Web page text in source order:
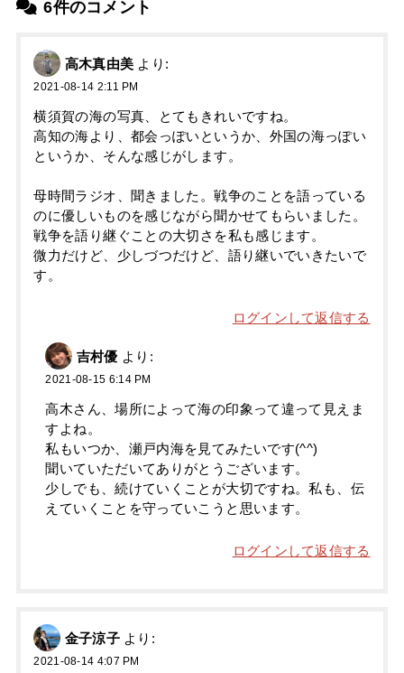
6件のコメント
高木真由美 より:
2021-08-14 2:11 PM
横須賀の海の写真、とてもきれいですね。
高知の海より、都会っぽいというか、外国の海っぽい
というか、そんな感じがします。
母時間ラジオ、聞きました。戦争のことを語っている
のに優しいものを感じながら聞かせてもらいました。
戦争を語り継ぐことの大切さを私も感じます。
微力だけど、少しづつだけど、語り継いでいきたいで
す。
ログインして返信する
吉村優 より:
2021-08-15 6:14 PM
高木さん、場所によって海の印象って違って見えま
すよね。
私もいつか、瀬戸内海を見てみたいです(^^)
聞いていただいてありがとうございます。
少しでも、続けていくことが大切ですね。私も、伝
えていくことを守っていこうと思います。
ログインして返信する
金子涼子 より:
2021-08-14 4:07 PM